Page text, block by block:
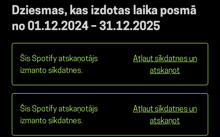
Dziesmas, kas izdotas laika posmā
no 01.12.2024 – 31.12.2025
Šis Spotify atskaņotājs
izmanto sīkdatnes.
Atļaut sīkdatnes un
atskaņot
Šis Spotify atskaņotājs
izmanto sīkdatnes.
Atļaut sīkdatnes un
atskaņot